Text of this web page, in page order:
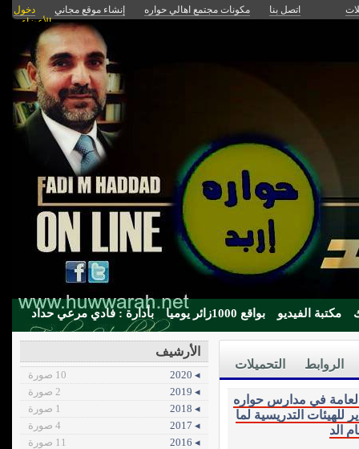
اتصل بنا مكونات مجتمع اهالي حواره إنشاء موقع مجاني
دخول
الأعضاء
مكتبة الفيديو بواقع 1000زائر يوميا بأدارة : فادي مرعي حداد
التحميلات الروابط
العامة في مدارس حواره
للهيئات التدريسية لما
الد
الأرشيف
◂ 2020
10 صورة
◂ 2019
2 صورة
◂ 2018
1 صورة
◂ 2017
4 صورة
◂ 2016
11 صورة